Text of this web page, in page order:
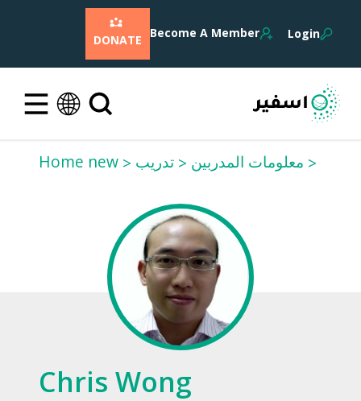
Login
Become A Member
DONATE
Home new تدريب معلومات المدربين
Chris Wong